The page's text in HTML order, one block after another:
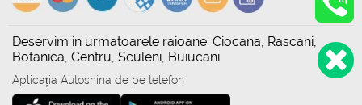
Deservim in urmatoarele raioane: Ciocana, Rascani,
Botanica, Centru, Sculeni, Buiucani
Aplicația Autoshina de pe telefon